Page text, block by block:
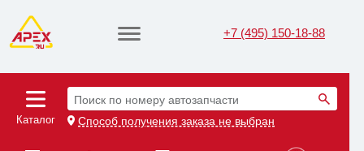
+7 (495) 150-18-88
Каталог
Поиск по номеру автозапчасти
Способ получения заказа не выбран